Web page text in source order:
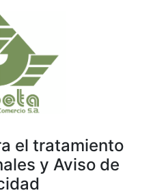
el tratamiento
y Aviso de